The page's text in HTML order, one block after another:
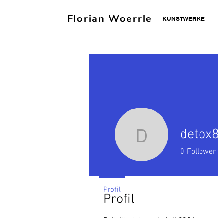
Florian Woerrle KUNSTWERKE
Profil
detox888
0 Follower
Profil